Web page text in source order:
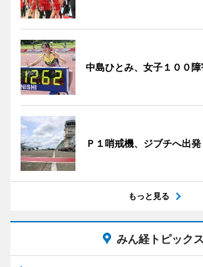
中島ひとみ、女子１００
Ｐ１哨戒機、ジブチへ出発
もっと見る
みん経トピックス